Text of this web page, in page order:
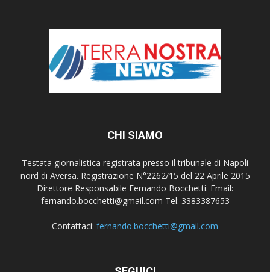
CHI SIAMO
Testata giornalistica registrata presso il tribunale di Napoli
nord di Aversa. Registrazione N°2262/15 del 22 Aprile 2015
Direttore Responsabile Fernando Bocchetti. Email:
fernando.bocchetti@gmail.com Tel: 3383387653
Contattaci: fernando.bocchetti@gmail.com